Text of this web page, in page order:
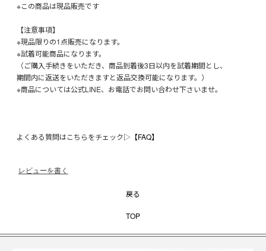
※この商品は現品販売です
【注意事項】
※現品限りの1点販売になります。
※試着可能商品になります。
（ご購入手続きをいただき、商品到着後3日以内を試着期間とし、
期間内に返送をいただきますと返品交換可能になります。）
※商品については公式LINE、お電話でお問い合わせ下さいませ。
よくある質問はこちらをチェック▷ 【FAQ】
レビューを書く
戻る
TOP